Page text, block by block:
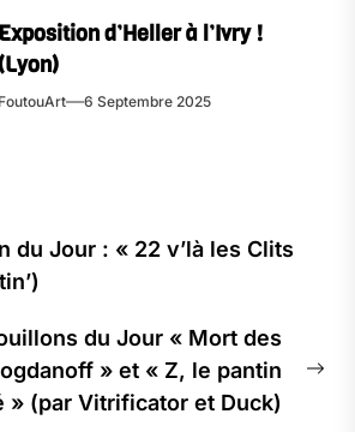
Exposition d’Heller à l’Ivry !
FoutouArt 6 Septembre 2025
du Jour : « 22 v’là les Clits
du Jour « Mort des
» et « Z, le pantin
» (par Vitrificator et Duck)